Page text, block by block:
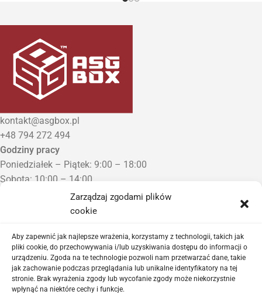
Zarządzaj zgodami plików
cookie
Aby zapewnić jak najlepsze wrażenia, korzystamy z technologii, takich jak
pliki cookie, do przechowywania i/lub uzyskiwania dostępu do informacji o
urządzeniu. Zgoda na te technologie pozwoli nam przetwarzać dane, takie
jak zachowanie podczas przeglądania lub unikalne identyfikatory na tej
stronie. Brak wyrażenia zgody lub wycofanie zgody może niekorzystnie
wpłynąć na niektóre cechy i funkcje.
kontakt@asgbox.pl
+48 794 272 494
Godziny pracy
Poniedziałek – Piątek: 9:00 – 18:00
Sobota: 10:00 – 14:00
Niedziela: Zamknięte
Punkt Odbioru zamówień
Proszę o wcześniejszy kontakt telefoniczny
Sklep airsoftowy i serwis replik ASG